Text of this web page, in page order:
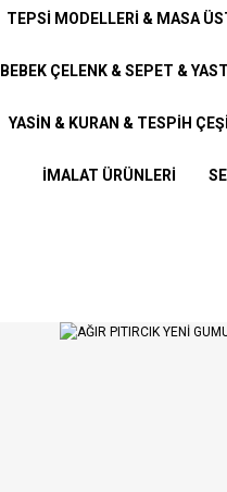
TEPSİ MODELLERİ & MASA
BEBEK ÇELENK & SEPET &
YASİN & KURAN & TESPİH
İMALAT ÜRÜNLERİ